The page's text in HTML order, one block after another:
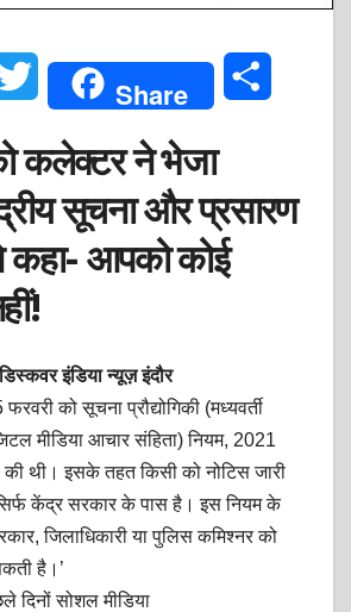
i
t
t
e
Share
r
कलेक्टर ने भेजा
सूचना और प्रसारण
कहा- आपको कोई
इंडिया न्यूज़ इंदौर
को सूचना प्रौद्योगिकी (मध्यवर्ती
मीडिया आचार संहिता) नियम, 2021
की थी। इसके तहत किसी को नोटिस जारी
केंद्र सरकार के पास है। इस नियम के
जिलाधिकारी या पुलिस कमिश्नर को
है।’
दिनों सोशल मीडिया